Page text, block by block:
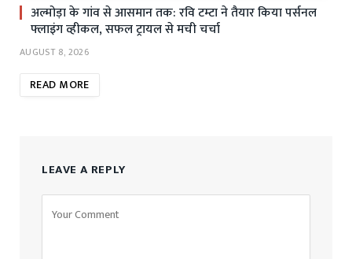
अल्मोड़ा के गांव से आसमान तक: रवि टम्टा ने तैयार किया पर्सनल
फ्लाइंग व्हीकल, सफल ट्रायल से मची चर्चा
AUGUST 8, 2026
READ MORE
LEAVE A REPLY